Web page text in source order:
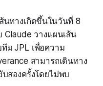
นทางเกิดขึ้นในวันที่ 8
Claude วางแผนเส้น
ม JPL เพื่อความ
สามารถเดินทาง
สองครั้งโดยไม่พบ